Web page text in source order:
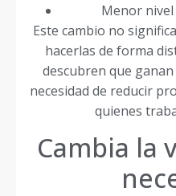
Menor
Este cambio no
hacerlas de forma
descubren que
necesidad de reducir
quienes
Cambia la